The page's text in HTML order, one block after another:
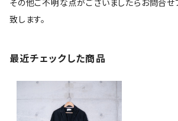
その他ご不明な点がございましたらお問合せ
致します。
最近チェックした商品